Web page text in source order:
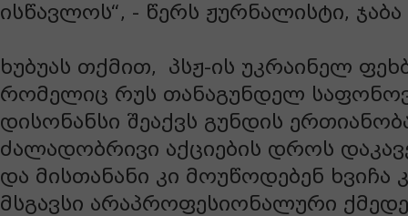
ისწავლოს“, - წერს ჟურნალისტი, ჯაბა
ხუბუას თქმით, პსჟ-ის უკრაინელ
რომელიც რუს თანაგუნდელ
დისონანსი შეაქვს გუნდის
ძალადობრივი აქციების დროს
და მისთანანი კი მოუწოდებენ ხვიჩა
მსგავსი არაპროფესიონალური